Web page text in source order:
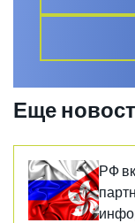
Еще
РФ